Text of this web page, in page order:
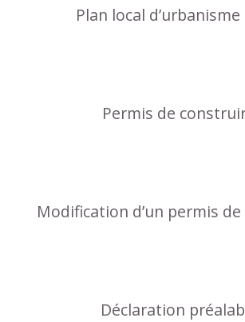
Plan local d’urbanisme
Permis de
Modification d’un permis
Déclaration